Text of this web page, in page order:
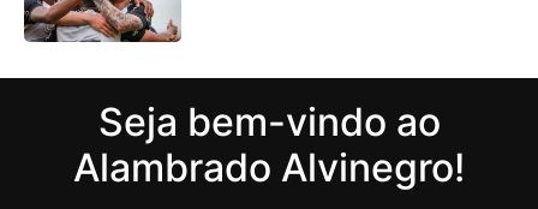
Seja bem-vindo ao
Alambrado Alvinegro!